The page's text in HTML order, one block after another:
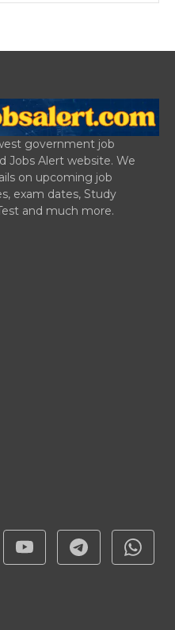
government job
Jobs Alert website. We
on upcoming job
exam dates, Study
and much more.